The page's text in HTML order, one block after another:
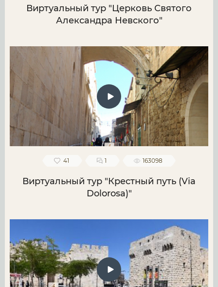
Виртуальный тур "Церковь Святого
Александра Невского"
41 1 163098
Виртуальный тур "Крестный путь (Via
Dolorosa)"